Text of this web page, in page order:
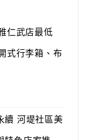
仁武店最低
式行李箱、布
續 河堤社區美